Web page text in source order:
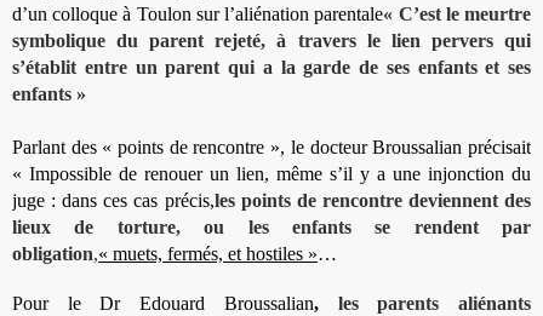
d’un colloque à Toulon sur l’aliénation parentale« C’est le meurtre
symbolique du parent rejeté, à travers le lien pervers qui
s’établit entre un parent qui a la garde de ses enfants et ses
enfants »
Parlant des « points de rencontre », le docteur Broussalian précisait
« Impossible de renouer un lien, même s’il y a une injonction du
juge : dans ces cas précis,les points de rencontre deviennent des
lieux de torture, ou les enfants se rendent par
obligation,« muets, fermés, et hostiles »…
Pour le Dr Edouard Broussalian, les parents aliénants